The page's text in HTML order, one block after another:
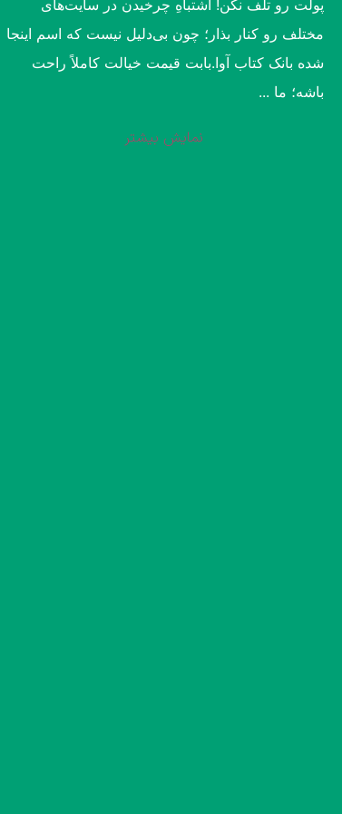
پولت رو تلف نکن! اشتباهِ چرخیدن در سایت‌های
مختلف رو کنار بذار؛ چون بی‌دلیل نیست که اسم اینجا
شده بانک کتاب آوا.​بابت قیمت خیالت کاملاً راحت
باشه؛ ما ...
نمایش بیشتر